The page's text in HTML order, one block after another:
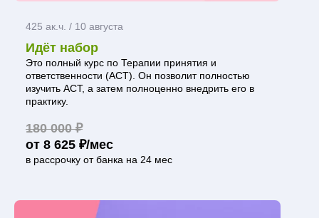
425 ак.ч. / 10 августа
Идёт набор
Это полный курс по Терапии принятия и
ответственности (АСТ). Он позволит полностью
изучить АСТ, а затем полноценно внедрить его в
практику.
180 000 ₽
от 8 625 ₽/мес
в рассрочку от банка на 24 мес